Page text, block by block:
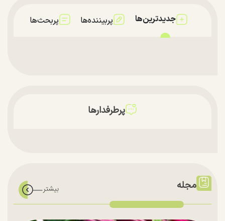
جدیدترین‌ها پربیننده‌ها پربحث‌ها
پرطرفدارها
مجله